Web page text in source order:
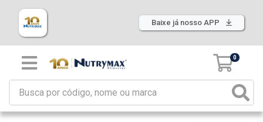
Baixe já nosso APP
0